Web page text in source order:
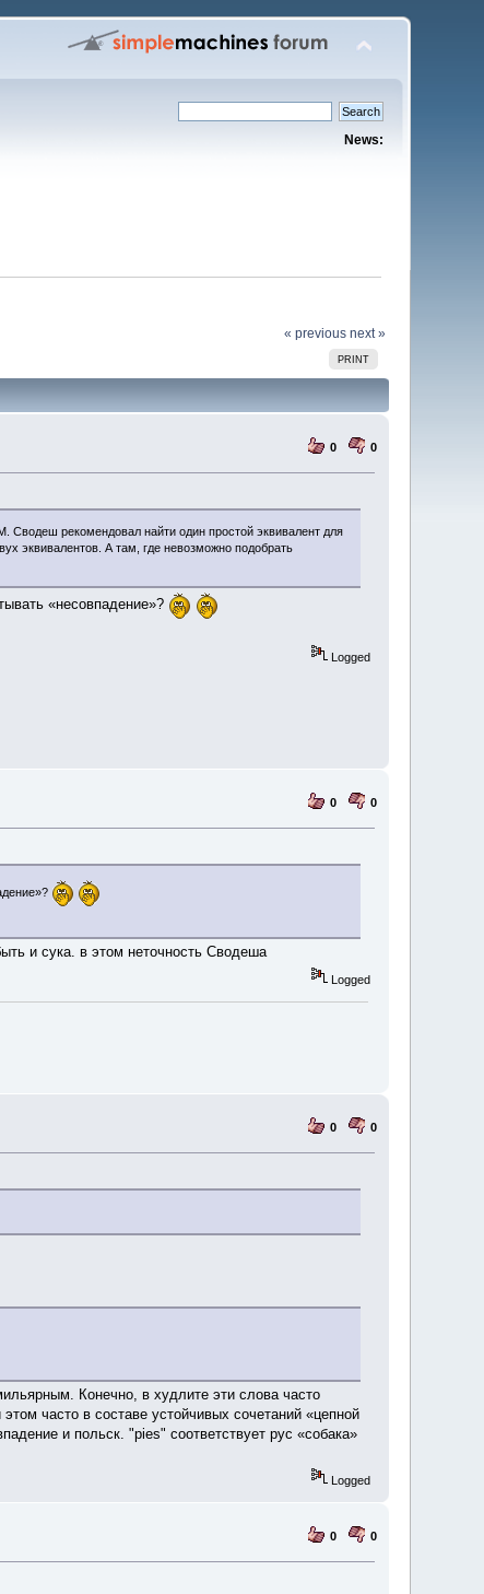
News:
« previous next »
PRINT
0 0
Сводеш рекомендовал найти один простой эквивалент для
эквивалентов. А там, где невозможно подобрать
«несовпадение»?
Logged
0 0
и сука. в этом неточность Сводеша
Logged
0 0
Конечно, в худлите эти слова часто
часто в составе устойчивых сочетаний «цепной
и польск. "pies" соответствует рус «собака»
Logged
0 0